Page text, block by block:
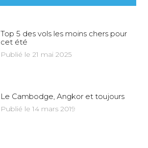
Top 5 des vols les moins chers pour
cet été
Publié le 21 mai 2025
Le Cambodge, Angkor et toujours
Publié le 14 mars 2019